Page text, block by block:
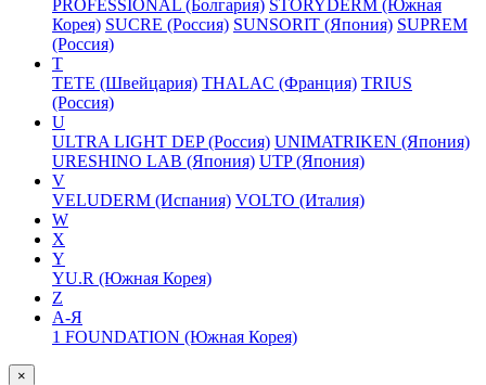
PROFESSIONAL (Болгария) STORYDERM (Южная
Корея) SUCRE (Россия) SUNSORIT (Япония) SUPREM
(Россия)
T
TETE (Швейцария) THALAC (Франция) TRIUS
(Россия)
U
ULTRA LIGHT DEP (Россия) UNIMATRIKEN (Япония)
URESHINO LAB (Япония) UTP (Япония)
V
VELUDERM (Испания) VOLTO (Италия)
W
X
Y
YU.R (Южная Корея)
Z
А-Я
1 FOUNDATION (Южная Корея)
×